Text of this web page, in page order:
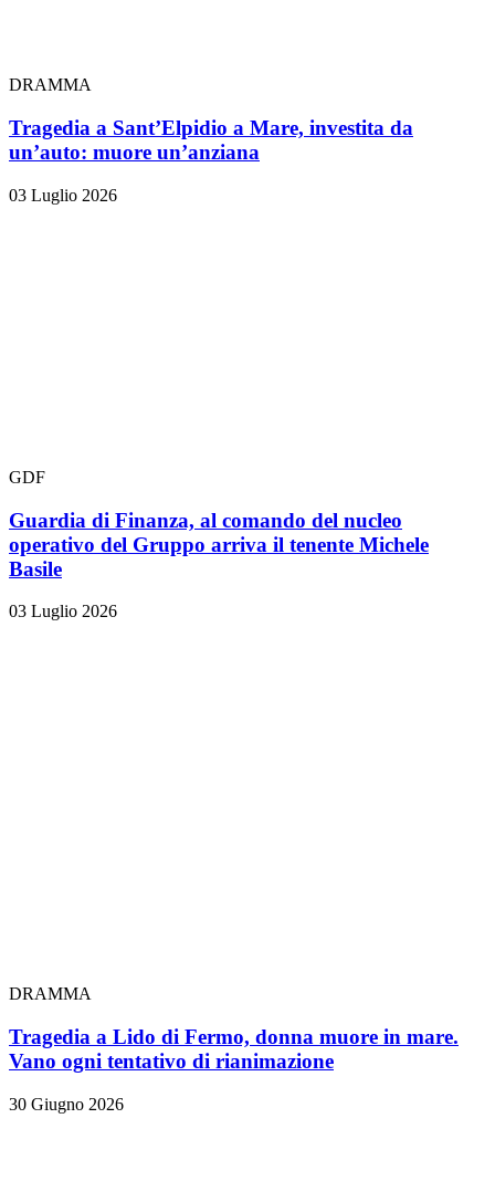
DRAMMA
Tragedia a Sant’Elpidio a Mare, investita da
un’auto: muore un’anziana
03 Luglio 2026
GDF
Guardia di Finanza, al comando del nucleo
operativo del Gruppo arriva il tenente Michele
Basile
03 Luglio 2026
DRAMMA
Tragedia a Lido di Fermo, donna muore in mare.
Vano ogni tentativo di rianimazione
30 Giugno 2026